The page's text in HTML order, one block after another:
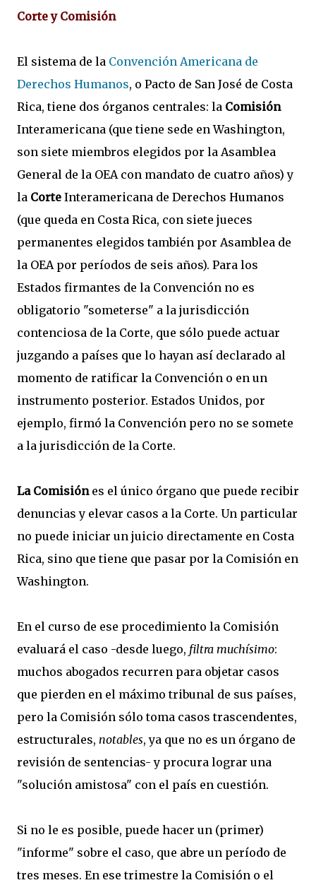
Corte y Comisión
El sistema de la Convención Americana de
Derechos Humanos, o Pacto de San José de Costa
Rica, tiene dos órganos centrales: la Comisión
Interamericana (que tiene sede en Washington,
son siete miembros elegidos por la Asamblea
General de la OEA con mandato de cuatro años) y
la Corte Interamericana de Derechos Humanos
(que queda en Costa Rica, con siete jueces
permanentes elegidos también por Asamblea de
la OEA por períodos de seis años). Para los
Estados firmantes de la Convención no es
obligatorio "someterse" a la jurisdicción
contenciosa de la Corte, que sólo puede actuar
juzgando a países que lo hayan así declarado al
momento de ratificar la Convención o en un
instrumento posterior. Estados Unidos, por
ejemplo, firmó la Convención pero no se somete
a la jurisdicción de la Corte.
La Comisión es el único órgano que puede recibir
denuncias y elevar casos a la Corte. Un particular
no puede iniciar un juicio directamente en Costa
Rica, sino que tiene que pasar por la Comisión en
Washington.
En el curso de ese procedimiento la Comisión
evaluará el caso -desde luego, filtra muchísimo:
muchos abogados recurren para objetar casos
que pierden en el máximo tribunal de sus países,
pero la Comisión sólo toma casos trascendentes,
estructurales, notables, ya que no es un órgano de
revisión de sentencias- y procura lograr una
"solución amistosa" con el país en cuestión.
Si no le es posible, puede hacer un (primer)
"informe" sobre el caso, que abre un período de
tres meses. En ese trimestre la Comisión o el